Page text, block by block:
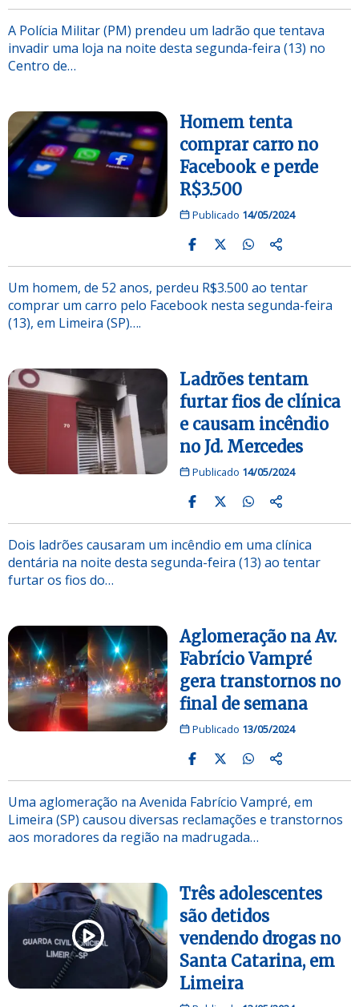
A Polícia Militar (PM) prendeu um ladrão que tentava
invadir uma loja na noite desta segunda-feira (13) no
Centro de…
Homem tenta
comprar carro no
Facebook e perde
R$3.500
Publicado 14/05/2024
Um homem, de 52 anos, perdeu R$3.500 ao tentar
comprar um carro pelo Facebook nesta segunda-feira
(13), em Limeira (SP)….
Ladrões tentam
furtar fios de clínica
e causam incêndio
no Jd. Mercedes
Publicado 14/05/2024
Dois ladrões causaram um incêndio em uma clínica
dentária na noite desta segunda-feira (13) ao tentar
furtar os fios do…
Aglomeração na Av.
Fabrício Vampré
gera transtornos no
final de semana
Publicado 13/05/2024
Uma aglomeração na Avenida Fabrício Vampré, em
Limeira (SP) causou diversas reclamações e transtornos
aos moradores da região na madrugada…
Três adolescentes
são detidos
vendendo drogas no
Santa Catarina, em
Limeira